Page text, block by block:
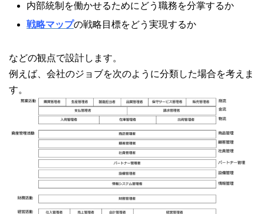
内部統制を働かせるためにどう職務を分掌するか
戦略マップの戦略目標をどう実現するか
などの観点で設計します。
例えば、会社のジョブを次のように分類した場合を考えま
す。